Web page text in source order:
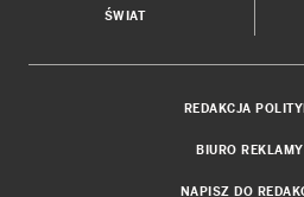
ŚWIAT
REDAKCJA
BIURO REKLAMY
NAPISZ DO